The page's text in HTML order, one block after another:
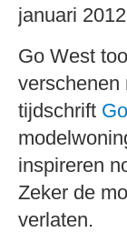
januari
Go West
verschenen
tijdschrift
inspireren
Zeker de
verlaten.